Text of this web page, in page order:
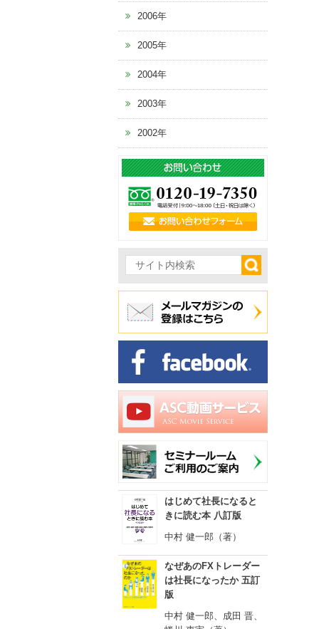
2006年
2005年
2004年
2003年
2002年
はじめて社長になると
きに読む本 八訂版
中村 健一郎（著）
なぜあのFXトレーダー
は社長になったか 五訂
版
中村 健一郎、成田 晋、